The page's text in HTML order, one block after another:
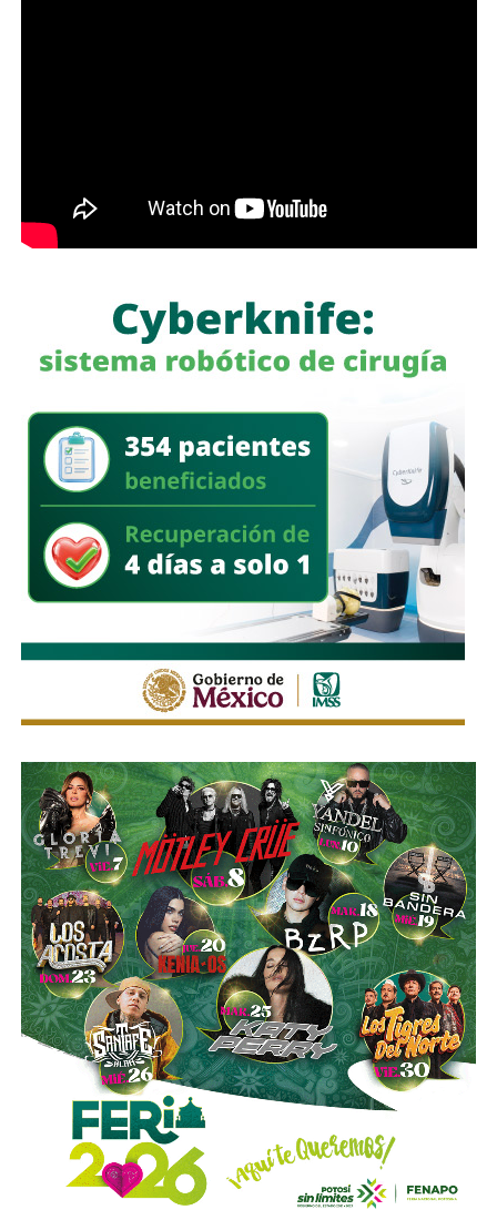
García Cázaresllamó a la ciudadanía a denunciar
cualquier conducta irregular y aclaró que el llamado no se
“apertura total” de la dependencia para recibir esas
delincuentes y asegura armas durante operativos en SLP